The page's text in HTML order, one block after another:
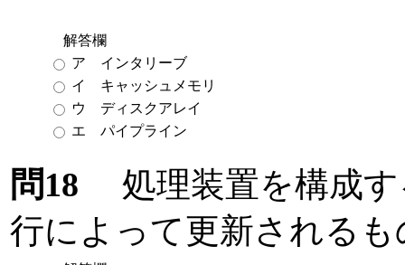
解答欄
ア インタリーブ
イ キャッシュメモリ
ウ ディスクアレイ
エ パイプライン
問18 処理装置を構成す
行によって更新される